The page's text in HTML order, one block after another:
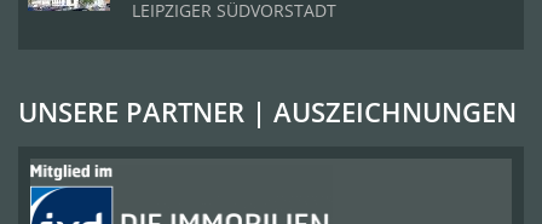
LEIPZIGER SÜDVORSTADT
UNSERE PARTNER | AUSZEICHNUNGEN